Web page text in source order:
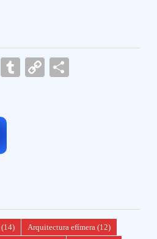
TwitterTumblr
Copy
(14) Arquitectura efímera (12)